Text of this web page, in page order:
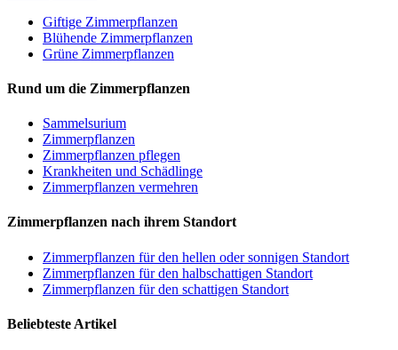
Giftige Zimmerpflanzen
Blühende Zimmerpflanzen
Grüne Zimmerpflanzen
Rund um die Zimmerpflanzen
Sam­mel­su­ri­um
Zimmerpflanzen
Zimmerpflanzen pflegen
Krankheiten und Schädlinge
Zimmerpflanzen vermehren
Zimmerpflanzen nach ihrem Standort
Zimmerpflanzen für den hellen oder sonnigen Standort
Zimmerpflanzen für den halbschattigen Standort
Zimmerpflanzen für den schattigen Standort
Beliebteste Artikel